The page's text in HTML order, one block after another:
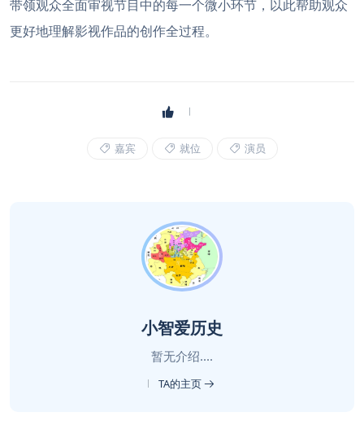
带领观众全面审视节目中的每一个微小环节，以此帮助观众
更好地理解影视作品的创作全过程。
嘉宾 就位 演员
小智爱历史
暂无介绍....
TA的主页